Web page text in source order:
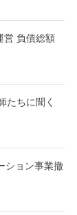
負債総額
たちに聞く
ション事業撤